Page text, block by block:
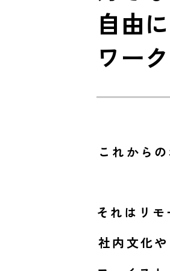
自由
ワー
これから
それはリ
社内文化や